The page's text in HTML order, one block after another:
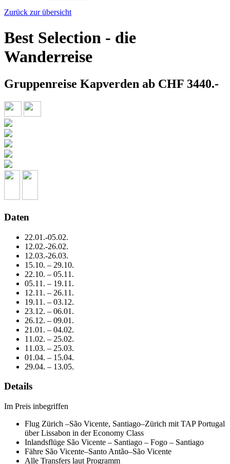
Zurück zur übersicht
Best Selection - die
Wanderreise
Gruppenreise Kapverden ab CHF 3440.-
Daten
22.01.-05.02.
12.02.-26.02.
12.03.-26.03.
15.10. – 29.10.
22.10. – 05.11.
05.11. – 19.11.
12.11. – 26.11.
19.11. – 03.12.
23.12. – 06.01.
26.12. – 09.01.
21.01. – 04.02.
11.02. – 25.02.
11.03. – 25.03.
01.04. – 15.04.
29.04. – 13.05.
Details
Im Preis inbegriffen
Flug Zürich –São Vicente, Santiago–Zürich mit TAP Portugal
über Lissabon in der Economy Class
Inlandsflüge São Vicente – Santiago – Fogo – Santiago
Fähre São Vicente–Santo Antão–São Vicente
Alle Transfers laut Programm